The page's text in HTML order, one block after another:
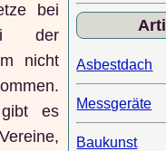
bei
der
nicht
es
Asbestdach
Messgeräte
Baukunst